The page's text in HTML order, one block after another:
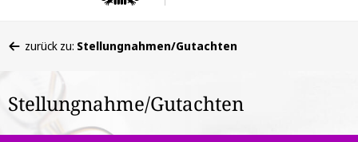
befinden
hier:
zurück zu: Stellungnahmen/Gutachten
Stellungnahme/Gutachten